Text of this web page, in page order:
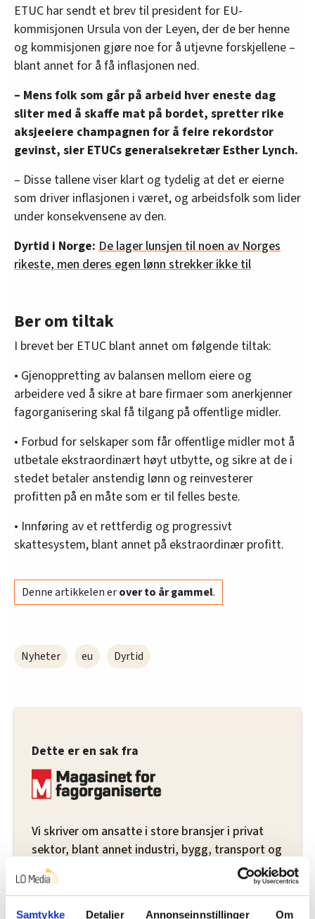
Samtykke Detaljer Annonseinnstillinger Om
ETUC har sendt et brev til president for EU-
kommisjonen Ursula von der Leyen, der de ber henne
og kommisjonen gjøre noe for å utjevne forskjellene –
blant annet for å få inflasjonen ned.
– Mens folk som går på arbeid hver eneste dag
sliter med å skaffe mat på bordet, spretter rike
aksjeeiere champagnen for å feire rekordstor
gevinst, sier ETUCs generalsekretær Esther Lynch.
– Disse tallene viser klart og tydelig at det er eierne
som driver inflasjonen i været, og arbeidsfolk som lider
under konsekvensene av den.
Dyrtid i Norge: De lager lunsjen til noen av Norges
rikeste, men deres egen lønn strekker ikke til
Ber om tiltak
I brevet ber ETUC blant annet om følgende tiltak:
• Gjenoppretting av balansen mellom eiere og
arbeidere ved å sikre at bare firmaer som anerkjenner
fagorganisering skal få tilgang på offentlige midler.
• Forbud for selskaper som får offentlige midler mot å
utbetale ekstraordinært høyt utbytte, og sikre at de i
stedet betaler anstendig lønn og reinvesterer
profitten på en måte som er til felles beste.
• Innføring av et rettferdig og progressivt
skattesystem, blant annet på ekstraordinær profitt.
Denne artikkelen erover to år gammel.
Nyheter eu Dyrtid
Dette er en sak fra
Vi skriver om ansatte i store bransjer i privat
sektor, blant annet industri, bygg, transport og
hotell og restaurant.
Les mer fra oss